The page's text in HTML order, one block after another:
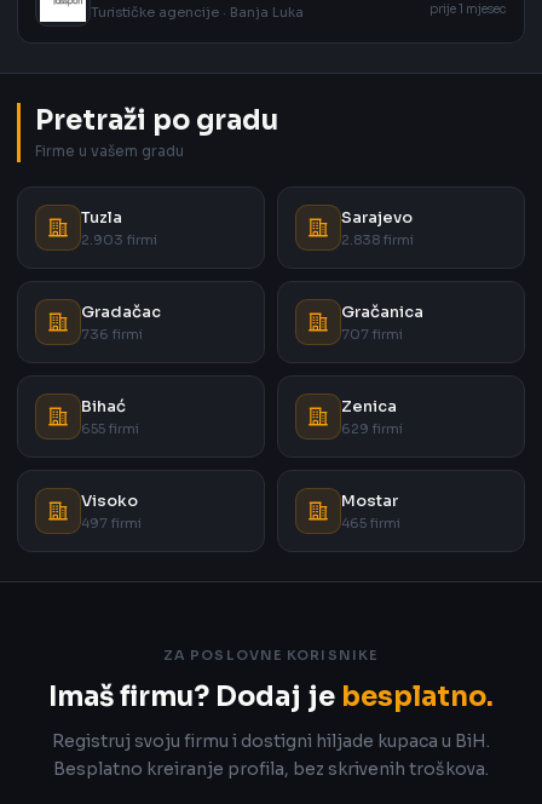
Turističke agencije · Banja Luka
prije 1 mjesec
Pretraži po gradu
Firme u vašem gradu
Tuzla
2.903 firmi
Sarajevo
2.838 firmi
Gradačac
736 firmi
Gračanica
707 firmi
Bihać
655 firmi
Zenica
629 firmi
Visoko
497 firmi
Mostar
465 firmi
ZA POSLOVNE KORISNIKE
Imaš firmu? Dodaj je besplatno.
Registruj svoju firmu i dostigni hiljade kupaca u BiH.
Besplatno kreiranje profila, bez skrivenih troškova.